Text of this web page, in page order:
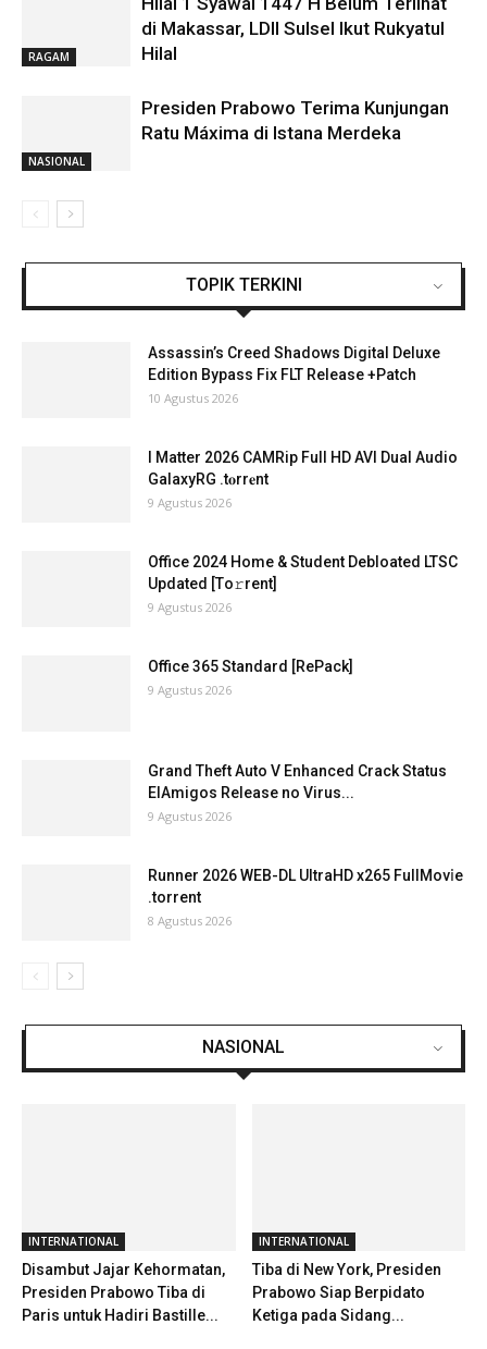
RAGAM
di Makassar, LDII Sulsel Ikut Rukyatul
Hilal
NASIONAL
Presiden Prabowo Terima Kunjungan
Ratu Máxima di Istana Merdeka
TOPIK TERKINI
Assassin’s Creed Shadows Digital Deluxe
Edition Bypass Fix FLT Release +Patch
10 Agustus 2026
I Matter 2026 CAMRip Full HD AVI Dual Audio
GalaxyRG .t𝐨rr𝐞nt
9 Agustus 2026
Office 2024 Home & Student Debloated LTSC
Updated [Тo𝚛rent]
9 Agustus 2026
Office 365 Standard [RePаck]
9 Agustus 2026
Grand Theft Auto V Enhanced Crack Status
ElAmigos Release no Virus...
9 Agustus 2026
Runner 2026 WEB-DL UltraHD x265 FullMov𝗂e
.torrent
8 Agustus 2026
NASIONAL
INTERNATIONAL
Disambut Jajar Kehormatan,
Presiden Prabowo Tiba di
Paris untuk Hadiri Bastille...
INTERNATIONAL
Tiba di New York, Presiden
Prabowo Siap Berpidato
Ketiga pada Sidang...